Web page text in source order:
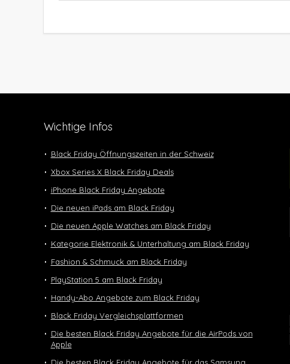
Wichtige Infos
Black Friday Öffnungszeiten in der Schweiz
Xbox Series X Black Friday Deals
iPhone Black Friday Angebote
Die neuen iPads am Black Friday
Die neuen Apple Watches am Black Friday
Kategorie Elektronik & Unterhaltung am Black Friday
Fashion & Schmuck am Black Friday
PlayStation 5 am Black Friday
Handy-Abo Angebote zum Black Friday
Black Friday Vergleichsplattformen
Die besten Black Friday Angebote für die AirPods von
Apple